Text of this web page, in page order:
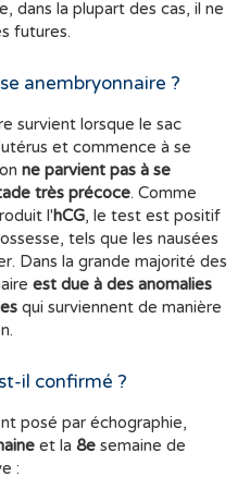
dans la plupart des cas, il ne
futures.
anembryonnaire ?
survient lorsque le sac
et commence à se
ne parvient pas à se
très précoce. Comme
l'hCG, le test est positif
tels que les nausées
Dans la grande majorité des
est due à des anomalies
qui surviennent de manière
il confirmé ?
posé par échographie,
et la 8e semaine de
: